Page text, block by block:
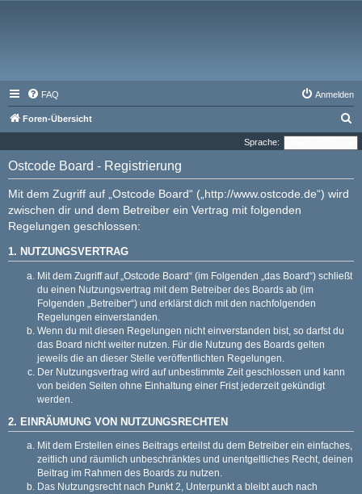
FAQ Anmelden
Foren-Übersicht
u
Sprache:
Ostcode Board - Registrierung
Mit dem Zugriff auf „Ostcode Board“ („http://www.ostcode.de“) wird
zwischen dir und dem Betreiber ein Vertrag mit folgenden
Regelungen geschlossen:
1. NUTZUNGSVERTRAG
Mit dem Zugriff auf „Ostcode Board“ (im Folgenden „das Board“) schließt
du einen Nutzungsvertrag mit dem Betreiber des Boards ab (im
Folgenden „Betreiber“) und erklärst dich mit den nachfolgenden
Regelungen einverstanden.
Wenn du mit diesen Regelungen nicht einverstanden bist, so darfst du
das Board nicht weiter nutzen. Für die Nutzung des Boards gelten
jeweils die an dieser Stelle veröffentlichten Regelungen.
Der Nutzungsvertrag wird auf unbestimmte Zeit geschlossen und kann
von beiden Seiten ohne Einhaltung einer Frist jederzeit gekündigt
werden.
2. EINRÄUMUNG VON NUTZUNGSRECHTEN
Mit dem Erstellen eines Beitrags erteilst du dem Betreiber ein einfaches,
zeitlich und räumlich unbeschränktes und unentgeltliches Recht, deinen
Beitrag im Rahmen des Boards zu nutzen.
Das Nutzungsrecht nach Punkt 2, Unterpunkt a bleibt auch nach